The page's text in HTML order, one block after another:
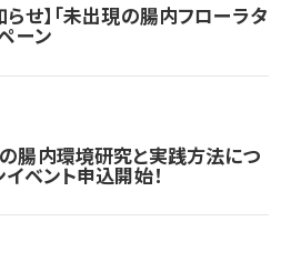
らせ】「未出現の腸内フローラタ
ーン
腸内環境研究と実践方法につ
ベント申込開始！